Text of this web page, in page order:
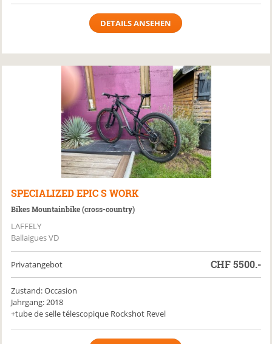
DETAILS ANSEHEN
SPECIALIZED EPIC S WORK
Bikes Mountainbike (cross-country)
LAFFELY
Ballaigues VD
Privatangebot CHF5500.-
Zustand: Occasion
Jahrgang: 2018
+tube de selle télescopique Rockshot Revel